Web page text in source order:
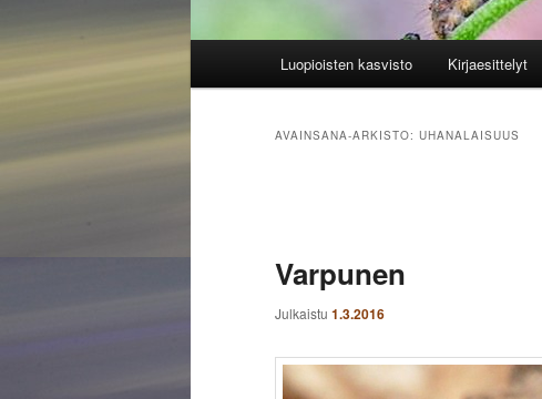
Luopioisten kasvisto Kirjaesittelyt
AVAINSANA-ARKISTO: UHANALAISUUS
Varpunen
Julkaistu 1.3.2016